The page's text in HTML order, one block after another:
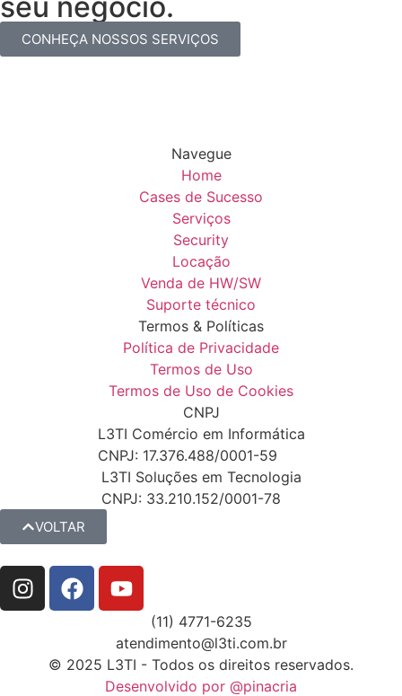
seu negócio.
CONHEÇA NOSSOS SERVIÇOS
Navegue
Home
Cases de Sucesso
Serviços
Security
Locação
Venda de HW/SW
Suporte técnico
Termos & Políticas
Política de Privacidade
Termos de Uso
Termos de Uso de Cookies
CNPJ
L3TI Comércio em Informática
CNPJ: 17.376.488/0001-59
L3TI Soluções em Tecnologia
CNPJ: 33.210.152/0001-78
VOLTAR
(11) 4771-6235
atendimento@l3ti.com.br
© 2025 L3TI - Todos os direitos reservados.
Desenvolvido por @pinacria